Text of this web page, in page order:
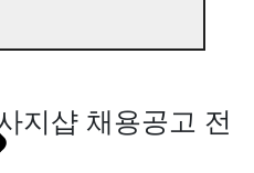
지샵 채용공고 전